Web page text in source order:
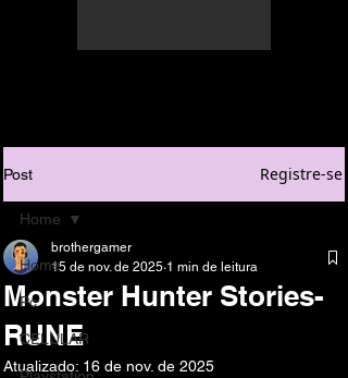
Post Registre-se
Home
Pc
CELULAR
Home
Monster Hunter Stories-
RUNE
brothergamer
15 de nov. de 2025 1 min de leitura
Atualizado: 16 de nov. de 2025